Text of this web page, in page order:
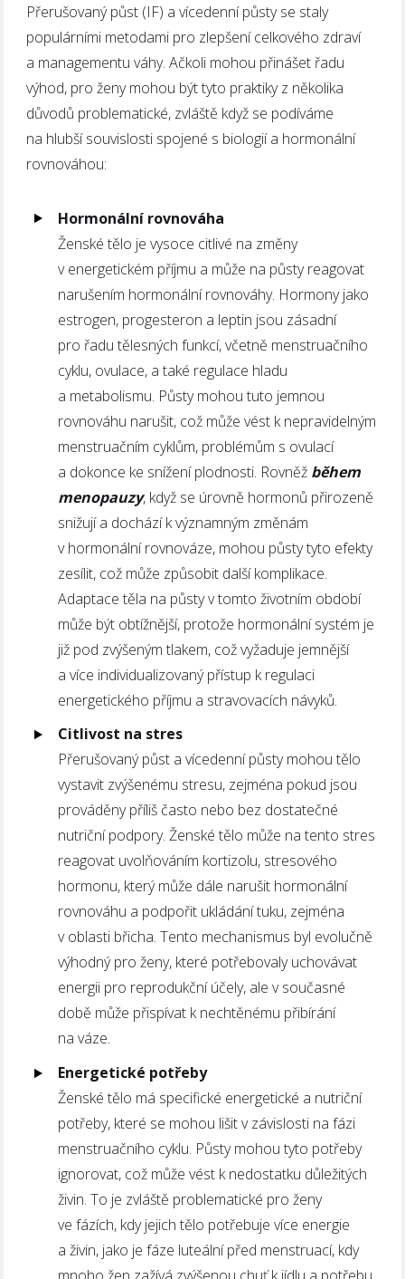
Přerušovaný půst (IF) a vícedenní půsty se staly
populárními metodami pro zlepšení celkového zdraví
a managementu váhy. Ačkoli mohou přinášet řadu
výhod, pro ženy mohou být tyto praktiky z několika
důvodů problematické, zvláště když se podíváme
na hlubší souvislosti spojené s biologií a hormonální
rovnováhou:
Hormonální rovnováha
Ženské tělo je vysoce citlivé na změny
v energetickém příjmu a může na půsty reagovat
narušením hormonální rovnováhy. Hormony jako
estrogen, progesteron a leptin jsou zásadní
pro řadu tělesných funkcí, včetně menstruačního
cyklu, ovulace, a také regulace hladu
a metabolismu. Půsty mohou tuto jemnou
rovnováhu narušit, což může vést k nepravidelným
menstruačním cyklům, problémům s ovulací
a dokonce ke snížení plodnosti. Rovněž během
menopauzy, když se úrovně hormonů přirozeně
snižují a dochází k významným změnám
v hormonální rovnováze, mohou půsty tyto efekty
zesílit, což může způsobit další komplikace.
Adaptace těla na půsty v tomto životním období
může být obtížnější, protože hormonální systém je
již pod zvýšeným tlakem, což vyžaduje jemnější
a více individualizovaný přístup k regulaci
energetického příjmu a stravovacích návyků.
Citlivost na stres
Přerušovaný půst a vícedenní půsty mohou tělo
vystavit zvýšenému stresu, zejména pokud jsou
prováděny příliš často nebo bez dostatečné
nutriční podpory. Ženské tělo může na tento stres
reagovat uvolňováním kortizolu, stresového
hormonu, který může dále narušit hormonální
rovnováhu a podpořit ukládání tuku, zejména
v oblasti břicha. Tento mechanismus byl evolučně
výhodný pro ženy, které potřebovaly uchovávat
energii pro reprodukční účely, ale v současné
době může přispívat k nechtěnému přibírání
na váze.
Energetické potřeby
Ženské tělo má specifické energetické a nutriční
potřeby, které se mohou lišit v závislosti na fázi
menstruačního cyklu. Půsty mohou tyto potřeby
ignorovat, což může vést k nedostatku důležitých
živin. To je zvláště problematické pro ženy
ve fázích, kdy jejich tělo potřebuje více energie
a živin, jako je fáze luteální před menstruací, kdy